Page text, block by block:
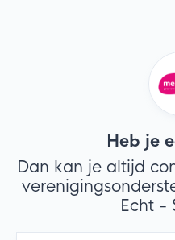
Heb je
Dan kan je altijd
Echt -